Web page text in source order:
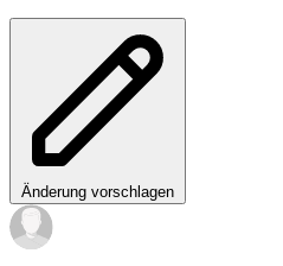
Änderung vorschlagen